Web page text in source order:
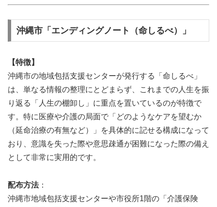
沖縄市「エンディングノート（命しるべ）」
【特徴】
沖縄市の地域包括支援センターが発行する「命しるべ」
は、単なる情報の整理にとどまらず、これまでの人生を振
り返る「人生の棚卸し」に重点を置いているのが特徴で
す。特に医療や介護の局面で「どのようなケアを望むか
（延命治療の有無など）」を具体的に記せる構成になって
おり、意識を失った際や意思疎通が困難になった際の備え
として非常に実用的です。
配布方法：
沖縄市地域包括支援センターや市役所1階の「介護保険